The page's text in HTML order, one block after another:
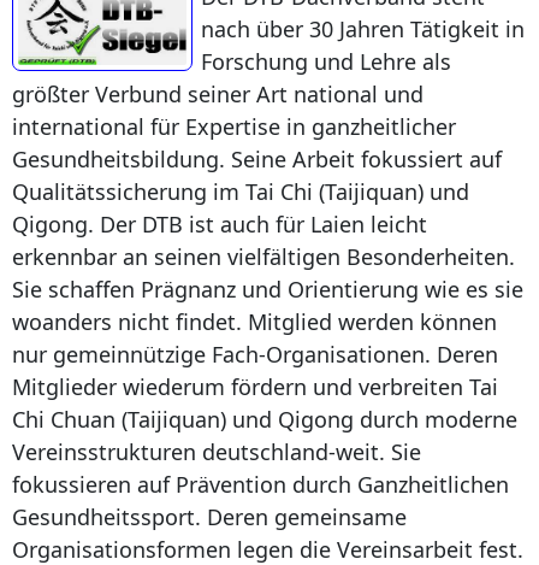
nach über 30 Jahren Tätigkeit in
Forschung und Lehre als
größter Verbund seiner Art national und
international für Expertise in ganzheitlicher
Gesundheitsbildung. Seine Arbeit fokussiert auf
Qualitätssicherung im Tai Chi (Taijiquan) und
Qigong. Der DTB ist auch für Laien leicht
erkennbar an seinen vielfältigen Besonderheiten.
Sie schaffen Prägnanz und Orientierung wie es sie
woanders nicht findet. Mitglied werden können
nur gemeinnützige Fach-Organisationen. Deren
Mitglieder wiederum fördern und verbreiten Tai
Chi Chuan (Taijiquan) und Qigong durch moderne
Vereinsstrukturen deutschland-weit. Sie
fokussieren auf Prävention durch Ganzheitlichen
Gesundheitssport. Deren gemeinsame
Organisationsformen legen die Vereinsarbeit fest.